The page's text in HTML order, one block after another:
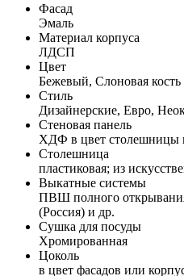
Фасад
Эмаль
Материал корпуса
ЛДСП
Цвет
Бежевый, Слоновая кость
Стиль
Дизайнерские, Евро,
Стеновая панель
ХДФ в цвет столешницы
Столешница
пластиковая; из
Выкатные системы
ПВШ полного
(Россия) и др.
Сушка для посуды
Хромированная
Цоколь
в цвет фасадов или